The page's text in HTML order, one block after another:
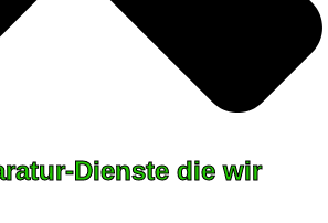
Dienste die wir